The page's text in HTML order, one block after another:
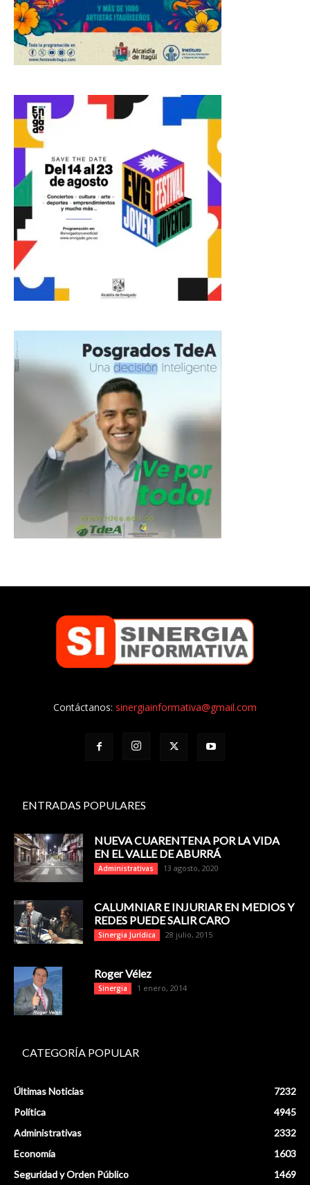
Contáctanos: sinergiainformativa@gmail.com
ENTRADAS POPULARES
NUEVA CUARENTENA POR LA VIDA
EN EL VALLE DE ABURRÁ
Administrativas 13 agosto, 2020
CALUMNIAR E INJURIAR EN MEDIOS Y
REDES PUEDE SALIR CARO
Sinergia Jurídica 28 julio, 2015
Roger Vélez
Sinergia 1 enero, 2014
CATEGORÍA POPULAR
Últimas Noticias
7232
Política
4945
Administrativas
2332
Economía
1603
Seguridad y Orden Público
1469